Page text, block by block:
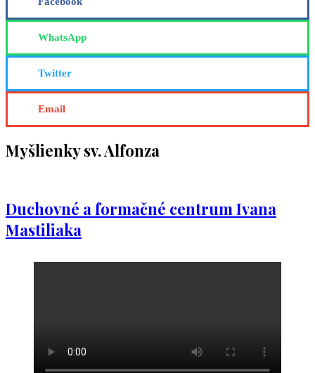
Email
Myšlienky sv. Alfonza
Duchovné a formačné centrum Ivana
Mastiliaka